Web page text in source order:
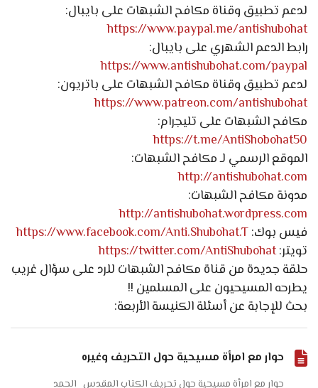
لدعم تطبيق وقناة مكافح الشبهات على بايبال:
https://www.paypal.me/antishubohat
رابط الدعم الشهري على بايبال:
https://www.antishubohat.com/paypal
لدعم تطبيق وقناة مكافح الشبهات على باتريون:
https://www.patreon.com/antishubohat
مكافح الشبهات على تليجرام:
https://t.me/AntiShobohat50
الموقع الرسمي لـ مكافح الشبهات:
http://antishubohat.com
مدونة مكافح الشبهات:
http://antishubohat.wordpress.com
فيس بوك:https://www.facebook.com/Anti.Shubohat.T
تويتر:https://twitter.com/AntiShubohat
حلقة جديدة من قناة مكافح الشبهات للرد على سؤال غريب
يطرحه المسيحيون على المسلمين !!
بحث للإجابة عن أسئلة الكنيسة الأربعة:
حوار مع امرأة مسيحية حول التحريف وغيره
حوار مع امرأة مسيحية حول تحريف الكتاب المقدس الحمد